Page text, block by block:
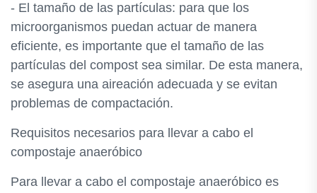
- El tamaño de las partículas: para que los
microorganismos puedan actuar de manera
eficiente, es importante que el tamaño de las
partículas del compost sea similar. De esta manera,
se asegura una aireación adecuada y se evitan
problemas de compactación.
Requisitos necesarios para llevar a cabo el
compostaje anaeróbico
Para llevar a cabo el compostaje anaeróbico es